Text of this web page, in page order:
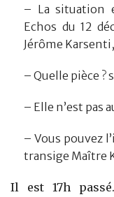
– La situation
Echos du 12
Jérôme
– Quelle pièce ?
– Elle n’est pas
– Vous pouvez
transige Maître
Il est 17h